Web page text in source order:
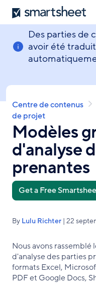
Aller
au
contenu
principal
Smartsheet
Des parties de
avoir été
Fil
d'Ariane
Centre de contenus
de projet
Modèles
d'analyse
prenantes
Get a Free
By Lulu Richter | 22
Nous avons
d'analyse des parties
formats Excel,
PDF et Google Docs,